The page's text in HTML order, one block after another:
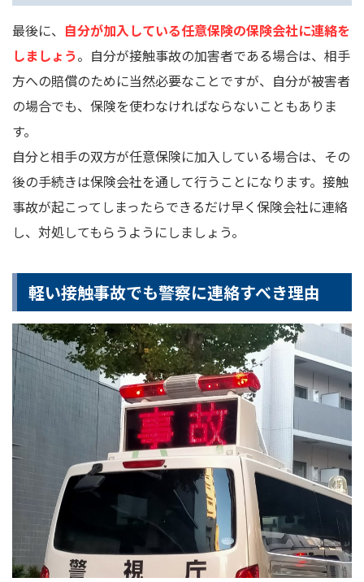
最後に、 自分が加入している任意保険の保険会社に連絡を
しましょう。自分が接触事故の加害者である場合は、相手
方への賠償のために当然必要なことですが、自分が被害者
の場合でも、保険を使わなければならないこともありま
す。
自分と相手の双方が任意保険に加入している場合は、その
後の手続きは保険会社を通して行うことになります。接触
事故が起こってしまったらできるだけ早く保険会社に連絡
し、対処してもらうようにしましょう。
軽い接触事故でも警察に連絡すべき理由